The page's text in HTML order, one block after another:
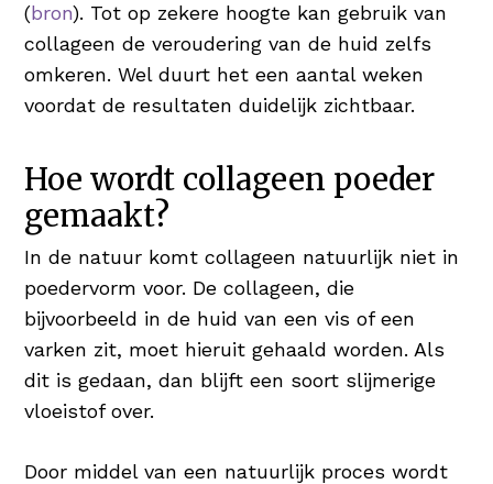
(bron). Tot op zekere hoogte kan gebruik van
collageen de veroudering van de huid zelfs
omkeren. Wel duurt het een aantal weken
voordat de resultaten duidelijk zichtbaar.
Hoe wordt collageen poeder
gemaakt?
In de natuur komt collageen natuurlijk niet in
poedervorm voor. De collageen, die
bijvoorbeeld in de huid van een vis of een
varken zit, moet hieruit gehaald worden. Als
dit is gedaan, dan blijft een soort slijmerige
vloeistof over.
Door middel van een natuurlijk proces wordt